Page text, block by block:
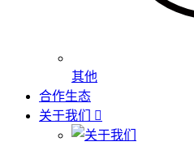
其他
合作生态
关于我们